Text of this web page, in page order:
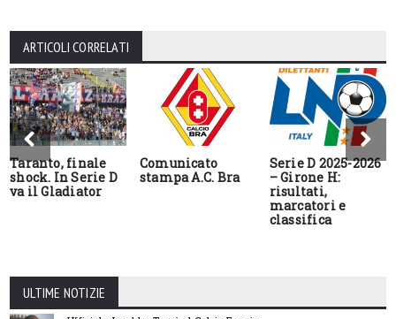
ARTICOLI CORRELATI
Taranto, finale
shock. In Serie D
va il Gladiator
Comunicato
stampa A.C. Bra
Serie D 2025-2026
– Girone H:
risultati,
marcatori e
classifica
ULTIME NOTIZIE